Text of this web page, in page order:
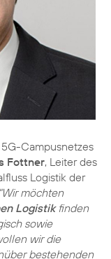
Campusnetzes
Fottner, Leiter des
Logistik der
"Wir möchten
Logistikfinden
sowie
wir die
bestehenden